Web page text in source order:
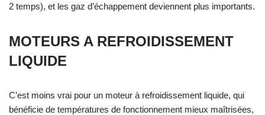
2 temps), et les gaz d’échappement deviennent plus importants.
MOTEURS A REFROIDISSEMENT
LIQUIDE
C’est moins vrai pour un moteur à refroidissement liquide, qui
bénéficie de températures de fonctionnement mieux maîtrisées,